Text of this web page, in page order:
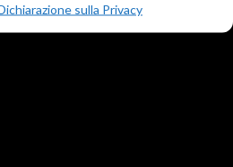
sulla Privacy